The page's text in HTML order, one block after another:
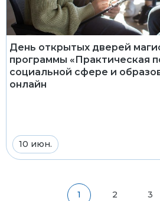
День открытых дверей
программы «Практическая
социальной сфере и
онлайн
10 июн.
1 2 3